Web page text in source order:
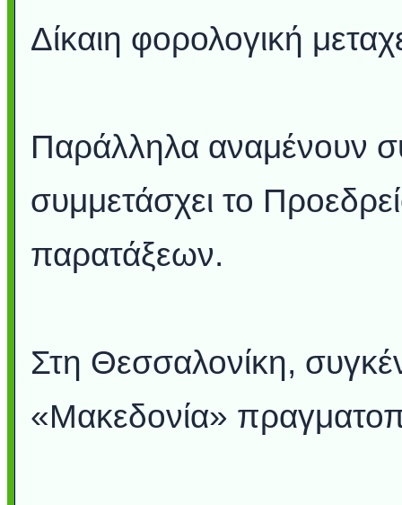
Δίκαιη φορολογική
Παράλληλα αναμένουν
συμμετάσχει το
παρατάξεων.
Στη Θεσσαλονίκη,
«Μακεδονία»